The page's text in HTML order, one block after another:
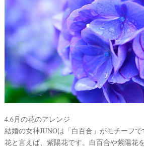
4.6月の花のアレンジ
結婚の女神JUNOは「白百合」がモチーフ
花と言えば、紫陽花です。白百合や紫陽花